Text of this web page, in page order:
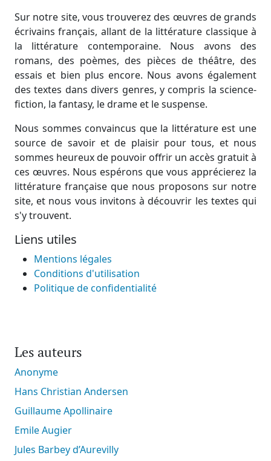
Sur notre site, vous trouverez des œuvres de grands
écrivains français, allant de la littérature classique à
la littérature contemporaine. Nous avons des
romans, des poèmes, des pièces de théâtre, des
essais et bien plus encore. Nous avons également
des textes dans divers genres, y compris la science-
fiction, la fantasy, le drame et le suspense.
Nous sommes convaincus que la littérature est une
source de savoir et de plaisir pour tous, et nous
sommes heureux de pouvoir offrir un accès gratuit à
ces œuvres. Nous espérons que vous apprécierez la
littérature française que nous proposons sur notre
site, et nous vous invitons à découvrir les textes qui
s'y trouvent.
Liens utiles
Mentions légales
Conditions d'utilisation
Politique de confidentialité
Les auteurs
Anonyme
Hans Christian Andersen
Guillaume Apollinaire
Emile Augier
Jules Barbey d’Aurevilly